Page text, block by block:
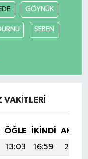
GÖYNÜK
SEBEN
VAKITLERI
ÖĞLE İKINDI
13:03 16:59
20:22